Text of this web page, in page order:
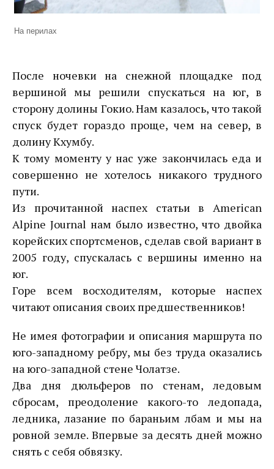
На перилах
После ночевки на снежной площадке под
вершиной мы решили спускаться на юг, в
сторону долины Гокио. Нам казалось, что такой
спуск будет гораздо проще, чем на север, в
долину Кхумбу.
К тому моменту у нас уже закончилась еда и
совершенно не хотелось никакого трудного
пути.
Из прочитанной наспех статьи в American
Alpine Journal нам было известно, что двойка
корейских спортсменов, сделав свой вариант в
2005 году, спускалась с вершины именно на
юг.
Горе всем восходителям, которые наспех
читают описания своих предшественников!
Не имея фотографии и описания маршрута по
юго-западному ребру, мы без труда оказались
на юго-западной стене Чолатзе.
Два дня дюльферов по стенам, ледовым
сбросам, преодоление какого-то ледопада,
ледника, лазание по бараньим лбам и мы на
ровной земле. Впервые за десять дней можно
снять с себя обвязку.